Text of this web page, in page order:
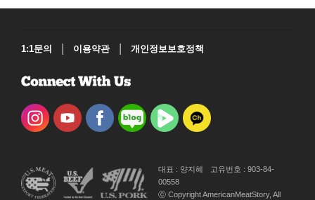
1:1문의 이용약관 개인정보보호정책
대표 : 양지혜
고유번호 : 903-84-
00558
ⓒ Copyright AmericanMeatStory, All